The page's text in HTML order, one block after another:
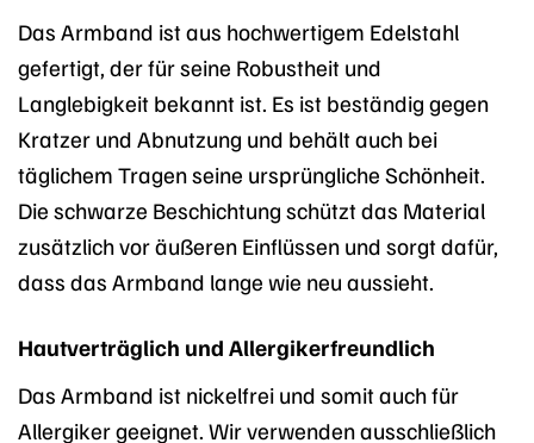
Das Armband ist aus hochwertigem Edelstahl
gefertigt, der für seine Robustheit und
Langlebigkeit bekannt ist. Es ist beständig gegen
Kratzer und Abnutzung und behält auch bei
täglichem Tragen seine ursprüngliche Schönheit.
Die schwarze Beschichtung schützt das Material
zusätzlich vor äußeren Einflüssen und sorgt dafür,
dass das Armband lange wie neu aussieht.
Hautverträglich und Allergikerfreundlich
Das Armband ist nickelfrei und somit auch für
Allergiker geeignet. Wir verwenden ausschließlich